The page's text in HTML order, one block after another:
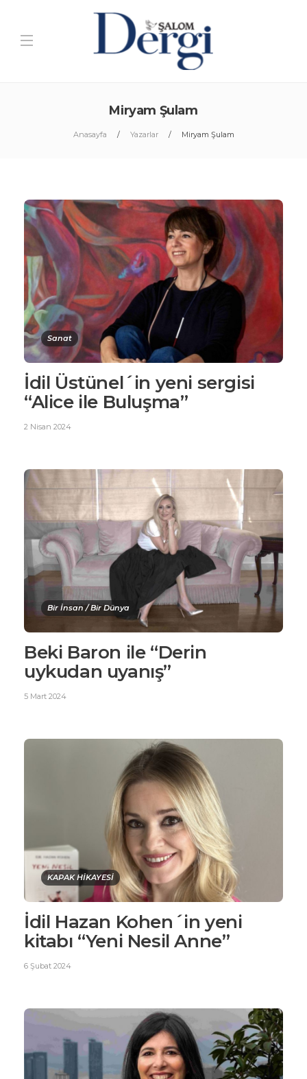
Miryam Şulam
Anasayfa Yazarlar Miryam Şulam
Sanat
İdil Üstünel´in yeni sergisi
“Alice ile Buluşma”
2 Nisan 2024
Bir İnsan / Bir Dünya
Beki Baron ile “Derin
uykudan uyanış”
5 Mart 2024
KAPAK HİKAYESİ
İdil Hazan Kohen´in yeni
kitabı “Yeni Nesil Anne”
6 Şubat 2024